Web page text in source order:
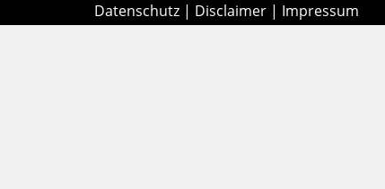
Datenschutz | Disclaimer | Impressum